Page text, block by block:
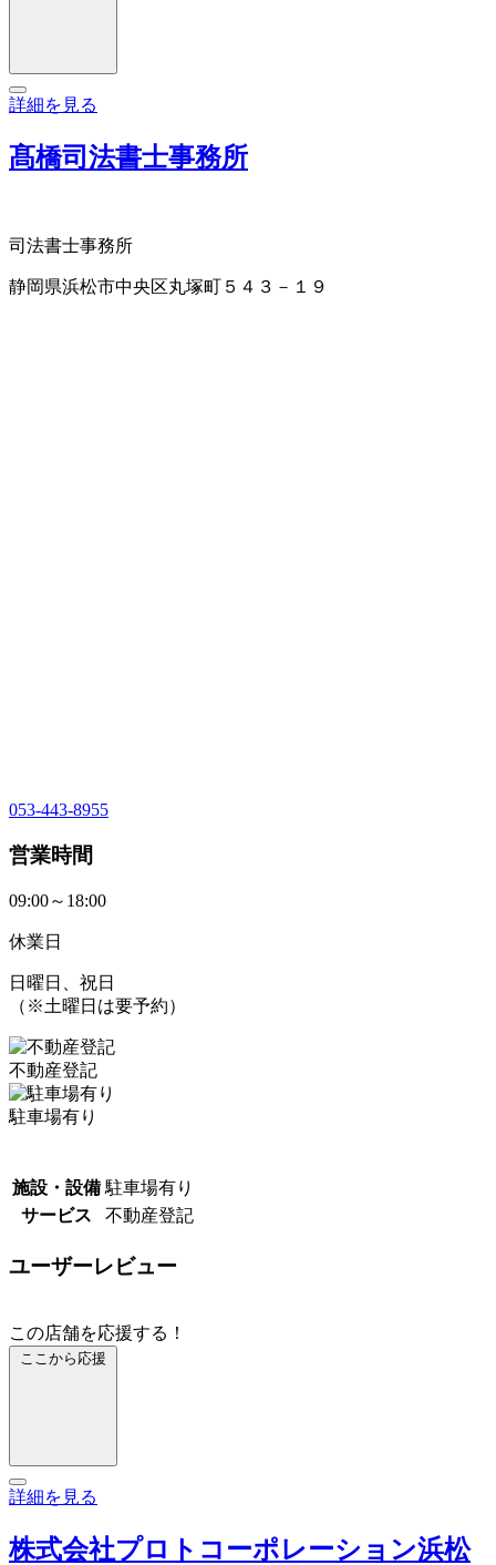
詳細を見る
髙橋司法書士事務所
司法書士事務所
静岡県浜松市中央区丸塚町５４３－１９
053-443-8955
営業時間
09:00～18:00
休業日
日曜日、祝日
（※土曜日は要予約）
不動産登記
駐車場有り
施設・設備 駐車場有り
サービス
不動産登記
ユーザーレビュー
この店舗を応援する！
ここから応援
詳細を見る
株式会社プロトコーポレーション浜松